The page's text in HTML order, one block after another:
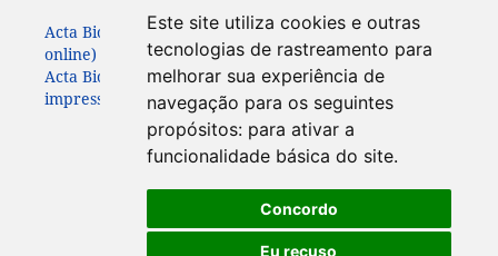
Este site utiliza cookies e outras
tecnologias de rastreamento para
melhorar sua experiência de
navegação para os seguintes
propósitos: para ativar a
funcionalidade básica do site.
Concordo
Eu recuso
Acta Biológica Paranaense. ISSN: 2236-1472 (versão
online)
Acta Biológica Paranaense. ISSN: 0301-2123 (versão
impressa) (Apenas até 2010)